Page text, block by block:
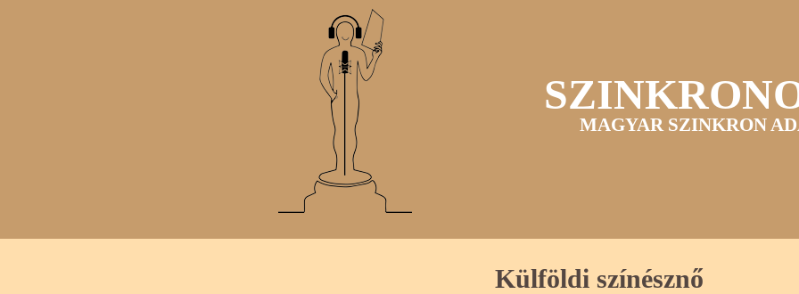
MAGYAR SZINKRON
Külföldi színésznő